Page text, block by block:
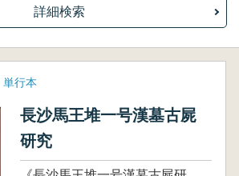
詳細検索
単行本
長沙馬王堆一号漢墓古屍
研究